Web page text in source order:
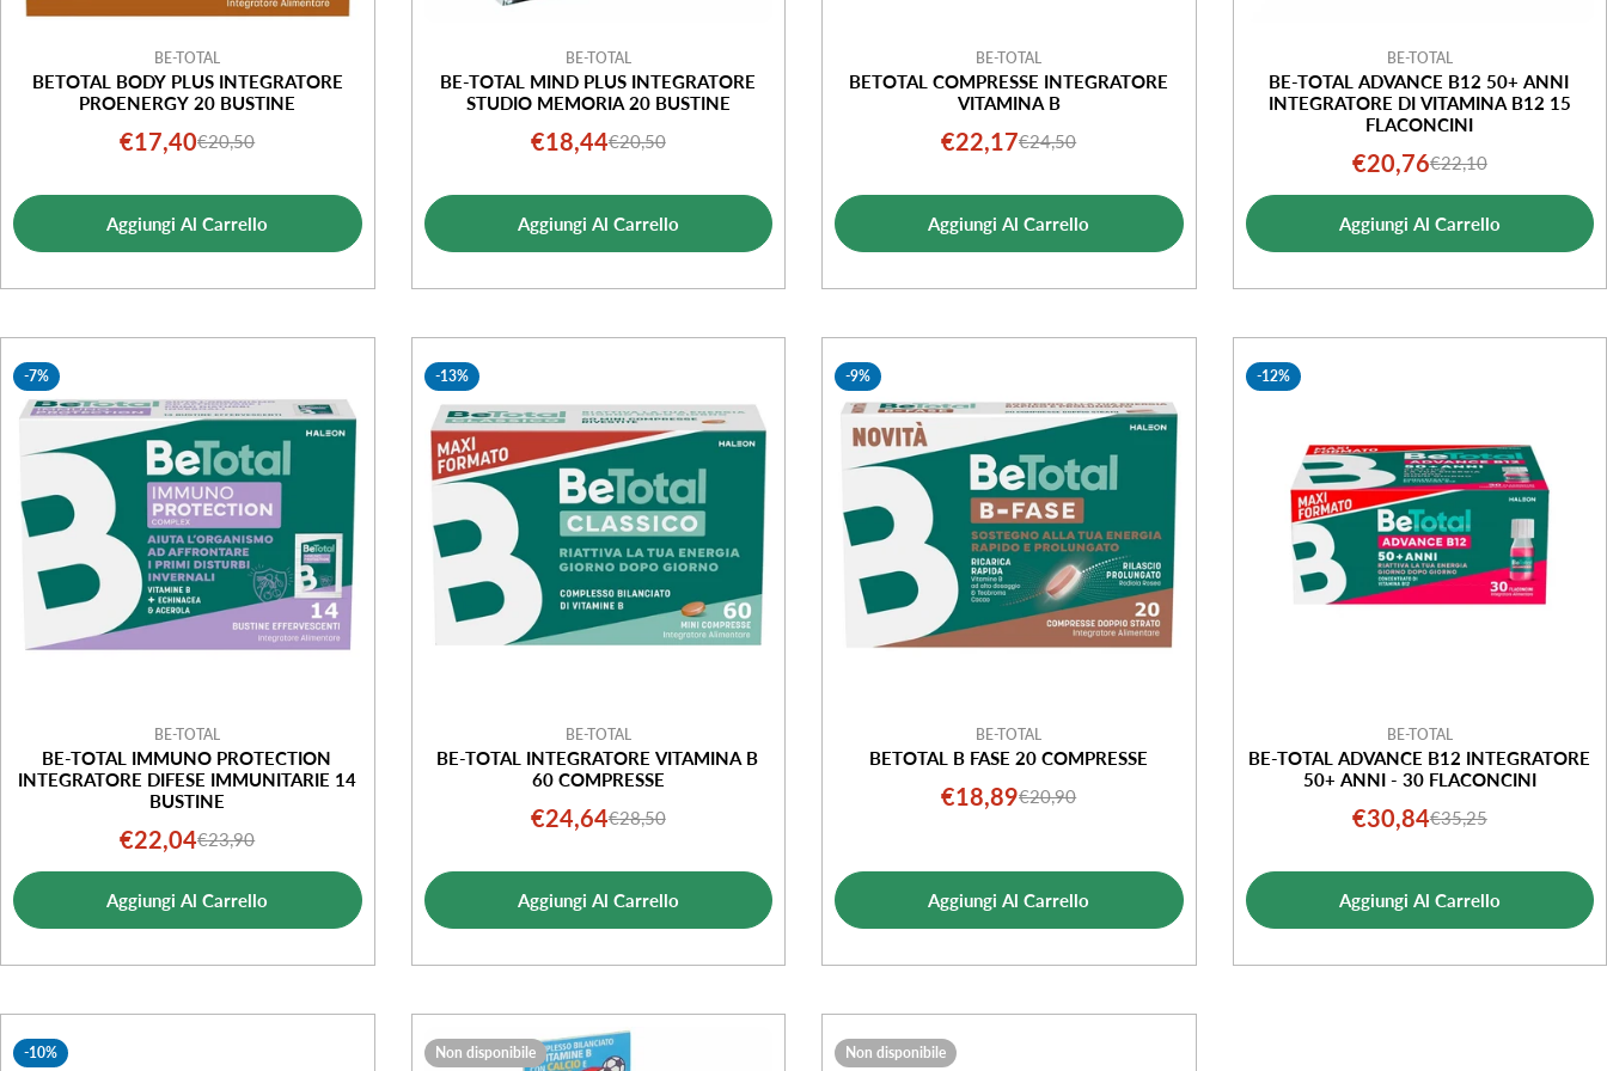
BE-TOTAL
BETOTAL BODY PLUS INTEGRATORE
PROENERGY 20 BUSTINE
Prezzo
vendita
€17,40Prezzo
€20,50
Aggiungi Al Carrello
BE-TOTAL
BE-TOTAL MIND PLUS INTEGRATORE
STUDIO MEMORIA 20 BUSTINE
Prezzo
vendita
€18,44Prezzo
€20,50
Aggiungi Al Carrello
BE-TOTAL
BETOTAL COMPRESSE INTEGRATORE
VITAMINA B
Prezzo
vendita
€22,17Prezzo
€24,50
Aggiungi Al Carrello
BE-TOTAL
BE-TOTAL ADVANCE B12 50+ ANNI
INTEGRATORE DI VITAMINA B12 15
FLACONCINI
Prezzo
di
vendita
€20,76Prezzo
normale
€22,10
Aggiungi Al Carrello
-7%
BE-TOTAL
BE-TOTAL IMMUNO PROTECTION
INTEGRATORE DIFESE IMMUNITARIE 14
BUSTINE
Prezzo
di
vendita
€22,04Prezzo
normale
€23,90
Aggiungi Al Carrello
-13%
BE-TOTAL
BE-TOTAL INTEGRATORE VITAMINA B
60 COMPRESSE
Prezzo
vendita
€24,64Prezzo
€28,50
Aggiungi Al Carrello
-9%
BE-TOTAL
BETOTAL B FASE 20 COMPRESSE
Prezzo
vendita
€18,89Prezzo
€20,90
Aggiungi Al Carrello
-12%
BE-TOTAL
BE-TOTAL ADVANCE B12 INTEGRATORE
50+ ANNI - 30 FLACONCINI
Prezzo
vendita
€30,84Prezzo
€35,25
Aggiungi Al Carrello
-10% Non disponibile Non disponibile